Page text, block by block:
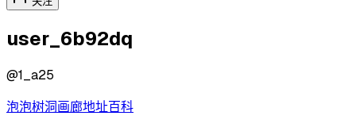
user_6b92dq
@1_a25
泡泡树洞画廊地址百科